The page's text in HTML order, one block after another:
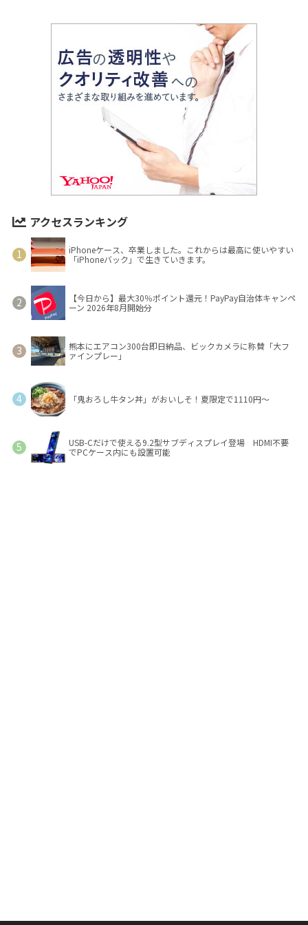
アクセスランキング
iPhoneケース、卒業しました。これからは最高に使いやすい
「iPhoneバック」で生きていきます。
【今日から】最大30％ポイント還元！PayPay自治体キャンペ
ーン 2026年8月開始分
熊本にエアコン300台即日納品、ビックカメラに称賛「大フ
ァインプレー」
「鬼おろし牛タン丼」がおいしそ！夏限定で1110円～
USB-Cだけで使える9.2型サブディスプレイ登場 HDMI不要
でPCケース内にも設置可能